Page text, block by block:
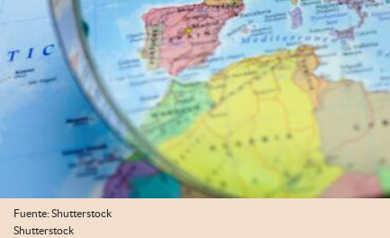
Fuente: Shutterstock
Shutterstock